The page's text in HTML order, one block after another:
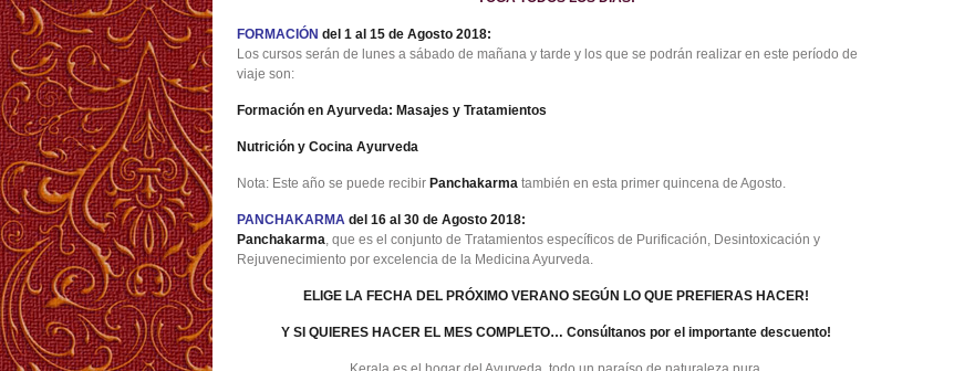
FORMACIÓN del 1 al 15 de Agosto 2018:
Los cursos serán de lunes a sábado de mañana y tarde y los que se podrán realizar en este período de
viaje son:
Formación en Ayurveda: Masajes y Tratamientos
Nutrición y Cocina Ayurveda
Nota: Este año se puede recibir Panchakarma también en esta primer quincena de Agosto.
PANCHAKARMA del 16 al 30 de Agosto 2018:
Panchakarma, que es el conjunto de Tratamientos específicos de Purificación, Desintoxicación y
Rejuvenecimiento por excelencia de la Medicina Ayurveda.
ELIGE LA FECHA DEL PRÓXIMO VERANO SEGÚN LO QUE PREFIERAS HACER!
Y SI QUIERES HACER EL MES COMPLETO… Consúltanos por el importante descuento!